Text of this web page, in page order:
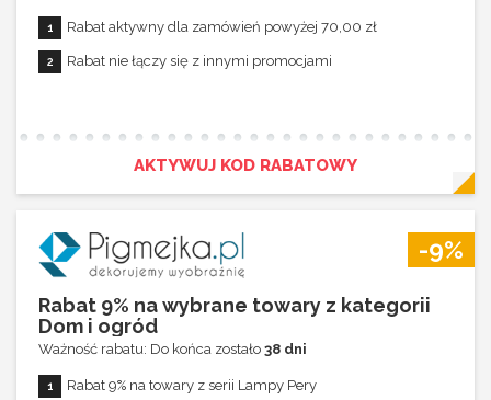
Rabat aktywny dla zamówień powyżej 70,00 zł
Rabat nie łączy się z innymi promocjami
AKTYWUJ KOD RABATOWY
-9%
Rabat 9% na wybrane towary z kategorii
Dom i ogród
Ważność rabatu: Do końca zostało 38 dni
Rabat 9% na towary z serii Lampy Pery